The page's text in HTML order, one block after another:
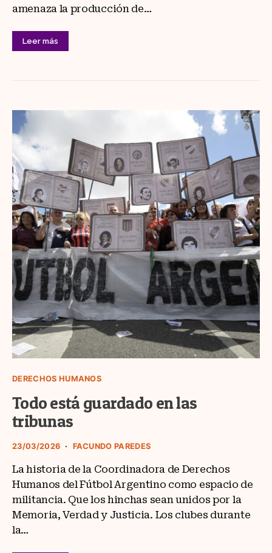
amenaza la producción de…
Leer más
DERECHOS HUMANOS
Todo está guardado en las
tribunas
23/03/2026 FACUNDO PAREDES
La historia de la Coordinadora de Derechos
Humanos del Fútbol Argentino como espacio de
militancia. Que los hinchas sean unidos por la
Memoria, Verdad y Justicia. Los clubes durante
la…